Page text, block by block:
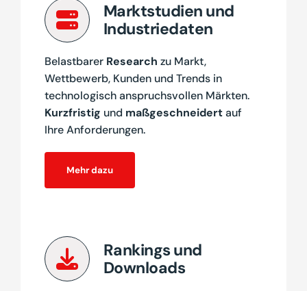
Marktstudien und
Industriedaten
Belastbarer Research zu Markt,
Wettbewerb, Kunden und Trends in
technologisch anspruchsvollen Märkten.
Kurzfristig und maßgeschneidertauf
Ihre Anforderungen.
Mehr dazu
Rankings und
Downloads